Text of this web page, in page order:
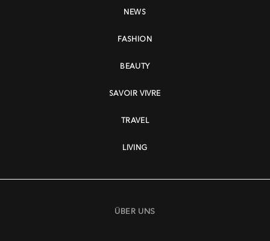
NEWS
FASHION
BEAUTY
SAVOIR VIVRE
TRAVEL
LIVING
ÜBER UNS